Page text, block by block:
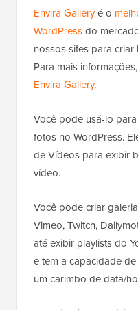
Envira Galleryé o
WordPressdo
nossos sites para
Para mais
Envira Gallery.
Você pode usá-lo
fotos no WordPress.
de Vídeos para exibir
vídeo.
Você pode criar
Vimeo, Twitch,
até exibir playlists do
e tem a capacidade
um carimbo de data/